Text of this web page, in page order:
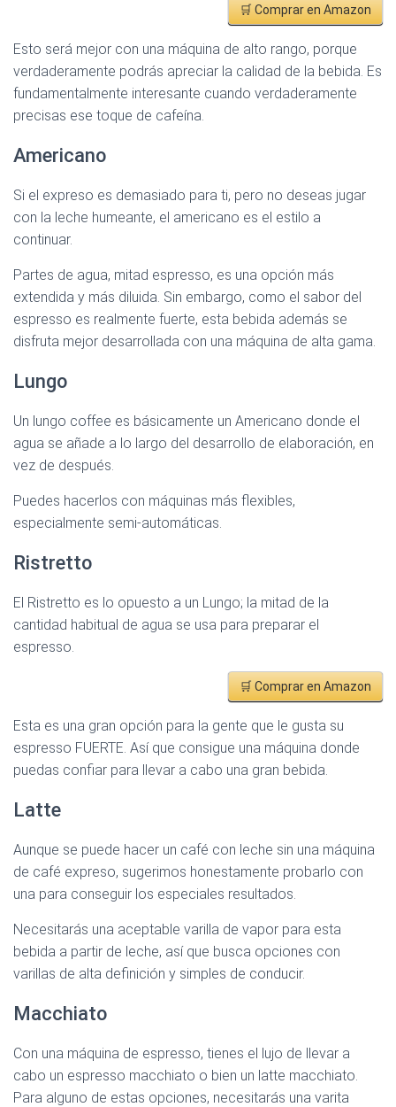
🛒 Comprar en Amazon
Esto será mejor con una máquina de alto rango, porque
verdaderamente podrás apreciar la calidad de la bebida. Es
fundamentalmente interesante cuando verdaderamente
precisas ese toque de cafeína.
Americano
Si el expreso es demasiado para ti, pero no deseas jugar
con la leche humeante, el americano es el estilo a
continuar.
Partes de agua, mitad espresso, es una opción más
extendida y más diluida. Sin embargo, como el sabor del
espresso es realmente fuerte, esta bebida además se
disfruta mejor desarrollada con una máquina de alta gama.
Lungo
Un lungo coffee es básicamente un Americano donde el
agua se añade a lo largo del desarrollo de elaboración, en
vez de después.
Puedes hacerlos con máquinas más flexibles,
especialmente semi-automáticas.
Ristretto
El Ristretto es lo opuesto a un Lungo; la mitad de la
cantidad habitual de agua se usa para preparar el
espresso.
🛒 Comprar en Amazon
Esta es una gran opción para la gente que le gusta su
espresso FUERTE. Así que consigue una máquina donde
puedas confiar para llevar a cabo una gran bebida.
Latte
Aunque se puede hacer un café con leche sin una máquina
de café expreso, sugerimos honestamente probarlo con
una para conseguir los especiales resultados.
Necesitarás una aceptable varilla de vapor para esta
bebida a partir de leche, así que busca opciones con
varillas de alta definición y simples de conducir.
Macchiato
Con una máquina de espresso, tienes el lujo de llevar a
cabo un espresso macchiato o bien un latte macchiato.
Para alguno de estas opciones, necesitarás una varita